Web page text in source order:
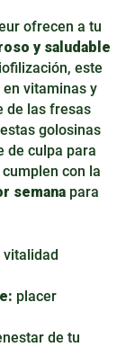
ofrecen a tu
y saludable
este
vitaminas y
de las fresas
golosinas
de culpa para
con la
semana para
vitalidad
placer
de tu